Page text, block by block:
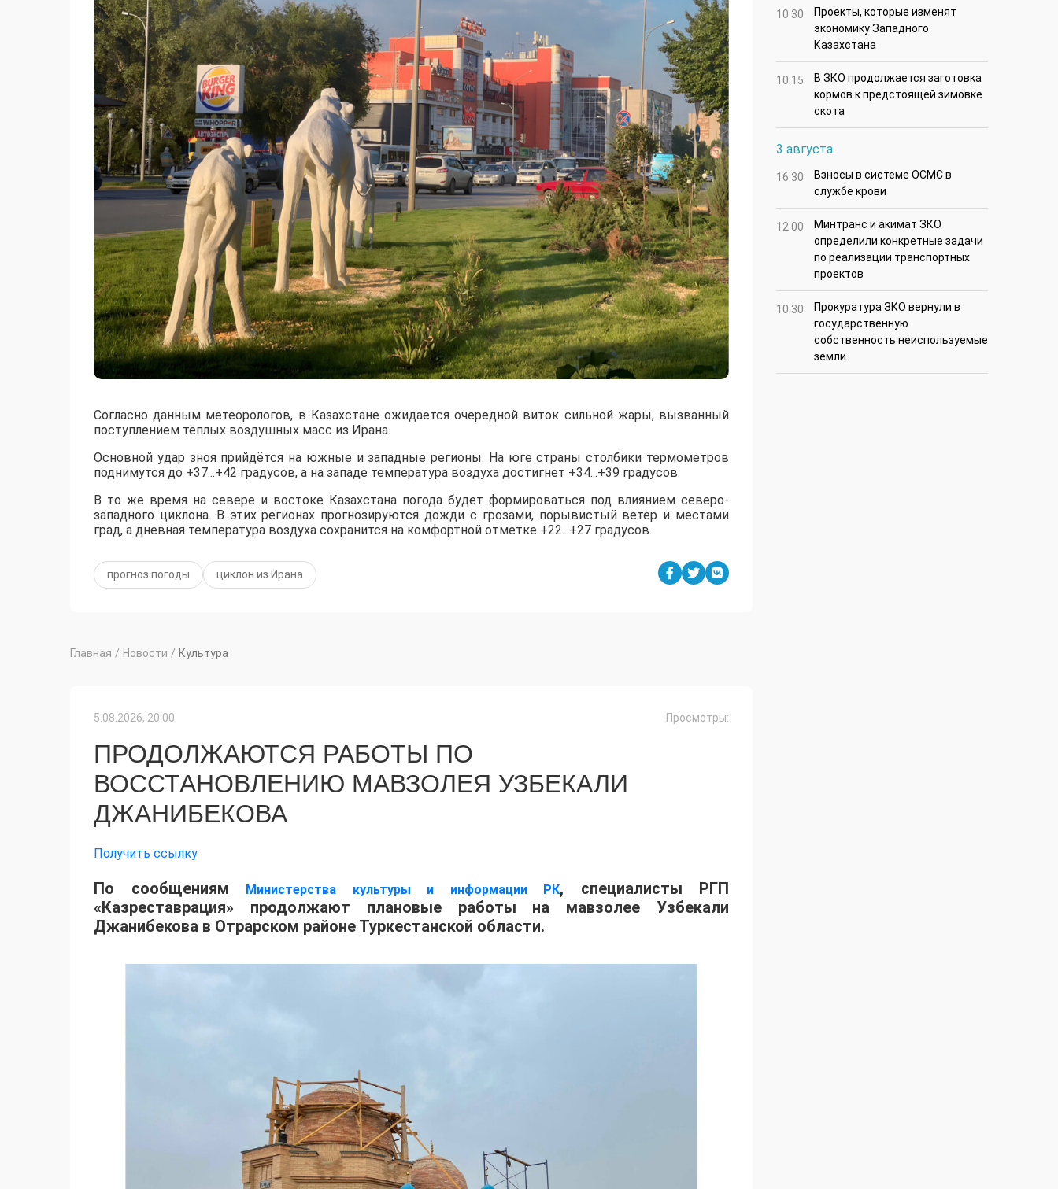
Согласно данным метеорологов, в Казахстане ожидается очередной виток сильной жары, вызванный
поступлением тёплых воздушных масс из Ирана.
​Основной удар зноя прийдётся на южные и западные регионы. На юге страны столбики термометров
поднимутся до +37...+42 градусов, а на западе температура воздуха достигнет +34...+39 градусов.
​В то же время на севере и востоке Казахстана погода будет формироваться под влиянием северо-
западного циклона. В этих регионах прогнозируются дожди с грозами, порывистый ветер и местами
град, а дневная температура воздуха сохранится на комфортной отметке +22...+27 градусов.
прогноз погоды циклон из Ирана
Главная / Новости / Культура
5.08.2026, 20:00 Просмотры:
ПРОДОЛЖАЮТСЯ РАБОТЫ ПО
ВОССТАНОВЛЕНИЮ МАВЗОЛЕЯ УЗБЕКАЛИ
ДЖАНИБЕКОВА
Получить ссылку
По сообщениям Министерства культуры и информации РК, специалисты РГП
«Казреставрация» продолжают плановые работы на мавзолее Узбекали
Джанибекова в Отрарском районе Туркестанской области.
10:30
Проекты, которые изменят
экономику Западного
Казахстана
10:15
В ЗКО продолжается заготовка
кормов к предстоящей зимовке
скота
3 августа
16:30
Взносы в системе ОСМС в
службе крови
12:00
Минтранс и акимат ЗКО
определили конкретные задачи
по реализации транспортных
проектов
10:30
Прокуратура ЗКО вернули в
государственную
собственность неиспользуемые
земли